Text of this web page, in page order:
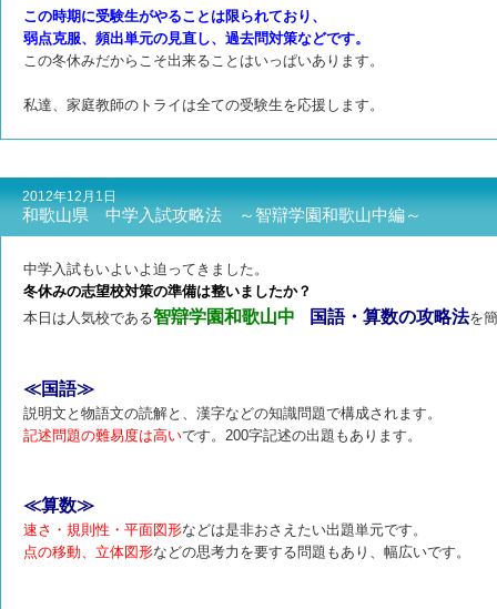
この時期に受験生がやることは限られており、
弱点克服、頻出単元の見直し、過去問対策などです。
この冬休みだからこそ出来ることはいっぱいあります。
私達、家庭教師のトライは全ての受験生を応援します。
2012年12月1日
和歌山県 中学入試攻略法 ～智辯学園和歌山中編～
中学入試もいよいよ迫ってきました。
冬休みの志望校対策の準備は整いましたか？
本日は人気校である智辯学園和歌山中 国語・算数の攻略法を
≪国語≫
説明文と物語文の読解と、漢字などの知識問題で構成されます。
記述問題の難易度は高いです。200字記述の出題もあります。
≪算数≫
速さ・規則性・平面図形などは是非おさえたい出題単元です。
点の移動、立体図形などの思考力を要する問題もあり、幅広いです。